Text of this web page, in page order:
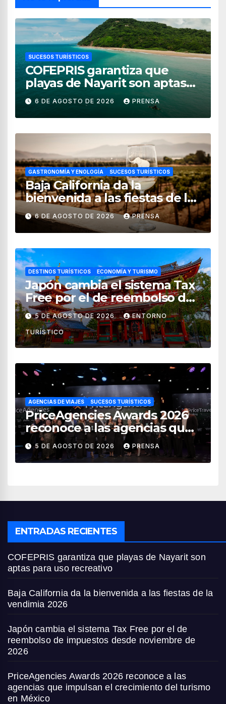
SUCESOS TURÍSTICOS
COFEPRIS garantiza que
playas de Nayarit son aptas
para uso recreativo
6 DE AGOSTO DE 2026 PRENSA
GASTRONOMÍA Y ENOLOGÍA SUCESOS TURÍSTICOS
Baja California da la
bienvenida a las fiestas de la
vendimia 2026
6 DE AGOSTO DE 2026 PRENSA
DESTINOS TURÍSTICOS ECONOMÍA Y TURISMO
Japón cambia el sistema Tax
Free por el de reembolso de
impuestos desde noviembre
de 2026
5 DE AGOSTO DE 2026 ENTORNO
TURÍSTICO
AGENCIAS DE VIAJES SUCESOS TURÍSTICOS
PriceAgencies Awards 2026
reconoce a las agencias que
impulsan el crecimiento del
turismo en México
5 DE AGOSTO DE 2026 PRENSA
ENTRADAS RECIENTES
COFEPRIS garantiza que playas de Nayarit son
aptas para uso recreativo
Baja California da la bienvenida a las fiestas de la
vendimia 2026
Japón cambia el sistema Tax Free por el de
reembolso de impuestos desde noviembre de
2026
PriceAgencies Awards 2026 reconoce a las
agencias que impulsan el crecimiento del turismo
en México